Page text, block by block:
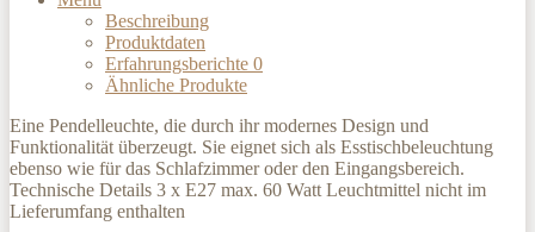
Beschreibung
Produktdaten
Erfahrungsberichte 0
Ähnliche Produkte
Eine Pendelleuchte, die durch ihr modernes Design und
Funktionalität überzeugt. Sie eignet sich als Esstischbeleuchtung
ebenso wie für das Schlafzimmer oder den Eingangsbereich.
Technische Details 3 x E27 max. 60 Watt Leuchtmittel nicht im
Lieferumfang enthalten